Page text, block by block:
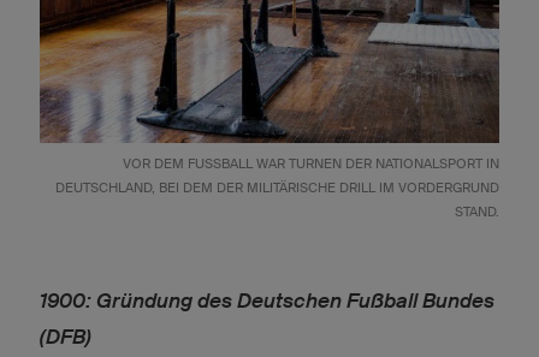
VOR DEM FUSSBALL WAR TURNEN DER NATIONALSPORT IN D
EUTSCHLAND, BEI DEM DER MILITÄRISCHE DRILL IM VORDERGRUND S
TAND.
1900: Gründung des Deutschen Fußball Bundes
(DFB)